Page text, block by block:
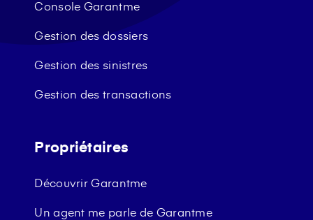
Console Garantme
Gestion des dossiers
Gestion des sinistres
Gestion des transactions
Propriétaires
Découvrir Garantme
Un agent me parle de Garantme